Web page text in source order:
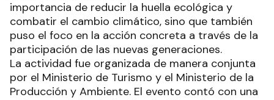
importancia de reducir la huella ecológica y
combatir el cambio climático, sino que también
puso el foco en la acción concreta a través de la
participación de las nuevas generaciones.
La actividad fue organizada de manera conjunta
por el Ministerio de Turismo y el Ministerio de la
Producción y Ambiente. El evento contó con una